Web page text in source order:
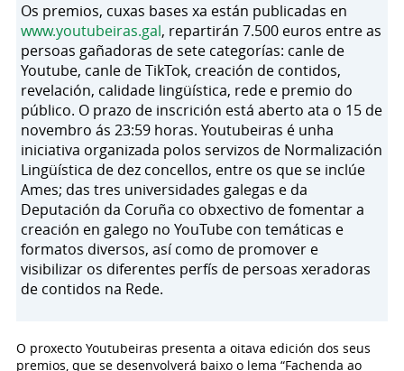
Os premios, cuxas bases xa están publicadas en
www.youtubeiras.gal, repartirán 7.500 euros entre as
persoas gañadoras de sete categorías: canle de
Youtube, canle de TikTok, creación de contidos,
revelación, calidade lingüística, rede e premio do
público. O prazo de inscrición está aberto ata o 15 de
novembro ás 23:59 horas. Youtubeiras é unha
iniciativa organizada polos servizos de Normalización
Lingüística de dez concellos, entre os que se inclúe
Ames; das tres universidades galegas e da
Deputación da Coruña co obxectivo de fomentar a
creación en galego no YouTube con temáticas e
formatos diversos, así como de promover e
visibilizar os diferentes perfís de persoas xeradoras
de contidos na Rede.
O proxecto Youtubeiras presenta a oitava edición dos seus
premios, que se desenvolverá baixo o lema “Fachenda ao